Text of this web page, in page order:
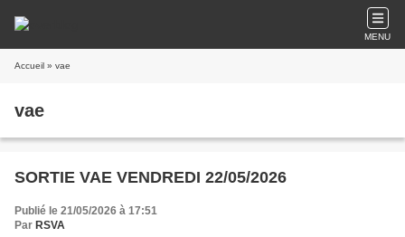
MENU
Accueil » vae
vae
SORTIE VAE VENDREDI 22/05/2026
Publié le 21/05/2026 à 17:51
Par RSVA